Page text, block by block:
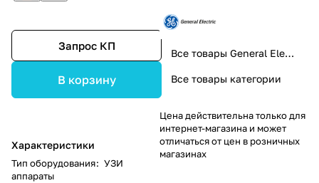
Запрос КП
В корзину
Характеристики
Тип оборудования: УЗИ
аппараты
Все товары General Electric
Все товары категории
Цена действительна только для
интернет-магазина и может
отличаться от цен в розничных
магазинах